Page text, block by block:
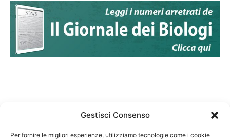
Gestisci Consenso
Per fornire le migliori esperienze, utilizziamo tecnologie come i cookie